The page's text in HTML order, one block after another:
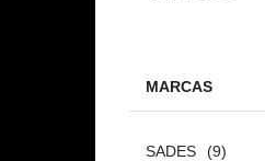
MARCAS
SADES (9)